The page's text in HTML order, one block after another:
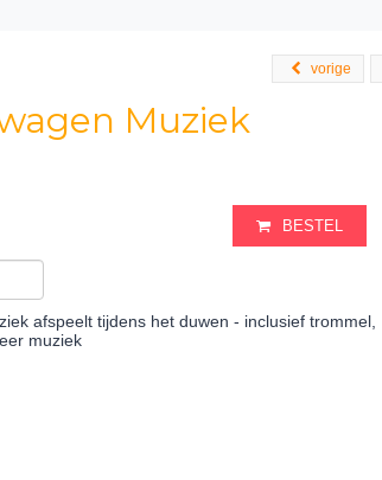
vorige
Muziek
BESTEL
afspeelt tijdens het duwen - inclusief trommel,
muziek